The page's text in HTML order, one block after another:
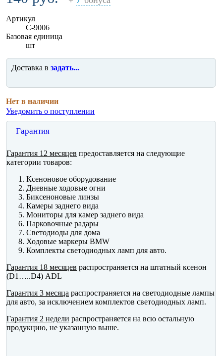
Артикул
C-9006
Базовая единица
шт
Доставка в задать...
Нет в наличии
Уведомить о поступлении
Гарантия
Гарантия 12 месяцев предоставляется на следующие
категории товаров:
Ксеноновое оборудование
Дневные ходовые огни
Биксеноновые линзы
Камеры заднего вида
Мониторы для камер заднего вида
Парковочные радары
Светодиоды для дома
Ходовые маркеры BMW
Комплекты светодиодных ламп для авто.
Гарантия 18 месяцев распространяется на штатный ксенон
(D1…..D4) ADL
Гарантия 3 месяца распространяется на светодиодные лампы
для авто, за исключением комплектов светодиодных ламп.
Гарантия 2 недели распространяется на всю остальную
продукцию, не указанную выше.